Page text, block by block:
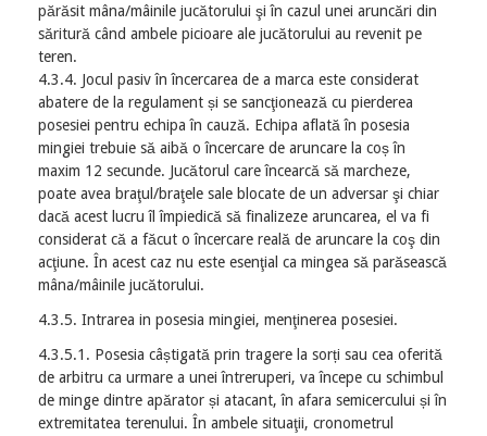
părăsit mâna/mâinile jucătorului şi în cazul unei aruncări din
săritură când ambele picioare ale jucătorului au revenit pe
teren.
4.3.4. Jocul pasiv în încercarea de a marca este considerat
abatere de la regulament și se sancţionează cu pierderea
posesiei pentru echipa în cauză. Echipa aflată în posesia
mingiei trebuie să aibă o încercare de aruncare la coș în
maxim 12 secunde. Jucătorul care încearcă să marcheze,
poate avea braţul/braţele sale blocate de un adversar şi chiar
dacă acest lucru îl împiedică să finalizeze aruncarea, el va fi
considerat că a făcut o încercare reală de aruncare la coş din
acţiune. În acest caz nu este esenţial ca mingea să parăsească
mâna/mâinile jucătorului.
4.3.5. Intrarea in posesia mingiei, menţinerea posesiei.
4.3.5.1. Posesia câștigată prin tragere la sorți sau cea oferită
de arbitru ca urmare a unei întreruperi, va începe cu schimbul
de minge dintre apărator și atacant, în afara semicercului și în
extremitatea terenului. În ambele situaţii, cronometrul